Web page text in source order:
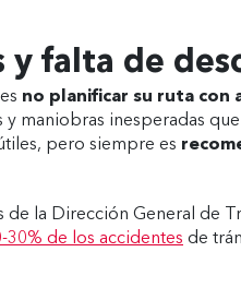
falta de
no planificar su ruta con
maniobras inesperadas
pero siempre es
la Dirección General de
30% de los accidentes de